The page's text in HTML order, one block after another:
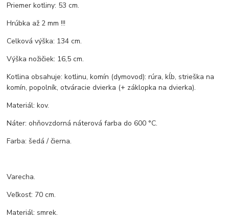
Priemer kotliny: 53 cm.
Hrúbka až 2 mm !!!
Celková výška: 134 cm.
Výška nožičiek: 16,5 cm.
Kotlina obsahuje: kotlinu, komín (dymovod): rúra, kĺb, strieška na
komín, popolník, otváracie dvierka (+ záklopka na dvierka).
Materiál: kov.
Náter: ohňovzdorná náterová farba do 600 °C.
Farba: šedá / čierna.
Varecha.
Veľkosť: 70 cm.
Materiál: smrek.